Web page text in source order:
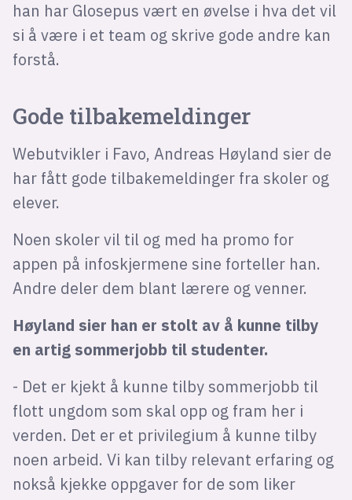
han har Glosepus vært en øvelse i hva det vil
si å være i et team og skrive gode andre kan
forstå.
Gode tilbakemeldinger
Webutvikler i Favo, Andreas Høyland sier de
har fått gode tilbakemeldinger fra skoler og
elever.
Noen skoler vil til og med ha promo for
appen på infoskjermene sine forteller han.
Andre deler dem blant lærere og venner.
Høyland sier han er stolt av å kunne tilby
en artig sommerjobb til studenter.
- Det er kjekt å kunne tilby sommerjobb til
flott ungdom som skal opp og fram her i
verden. Det er et privilegium å kunne tilby
noen arbeid. Vi kan tilby relevant erfaring og
nokså kjekke oppgaver for de som liker